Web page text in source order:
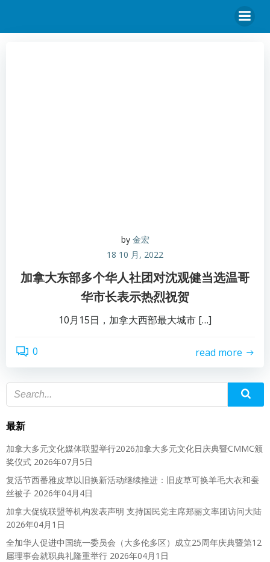
by 金宏
18 10 月, 2022
加拿大东部多个华人社团对沈观健当选温哥
华市长表示热烈祝贺
10月15日，加拿大西部最大城市 […]
0 read more
最新
加拿大多元文化媒体联盟举行2026加拿大多元文化日庆典暨CMMC颁
奖仪式 2026年07月5日
复活节西番雅皮草以旧换新活动继续推进：旧皮草可换羊毛大衣和蚕
丝被子 2026年04月4日
加拿大促统联盟等机构发表声明 支持国民党主席郑丽文率团访问大陆
2026年04月1日
全加华人促进中国统一委员会（大多伦多区）成立25周年庆典暨第12
届理事会就职典礼隆重举行 2026年04月1日